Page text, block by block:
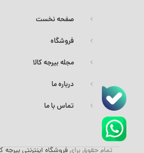
صفحه نخست
فروشگاه
مجله بیرجه کالا
درباره ما
تماس با ما
تمام حقوق برایفروشگاه اینترنتی بیرجه